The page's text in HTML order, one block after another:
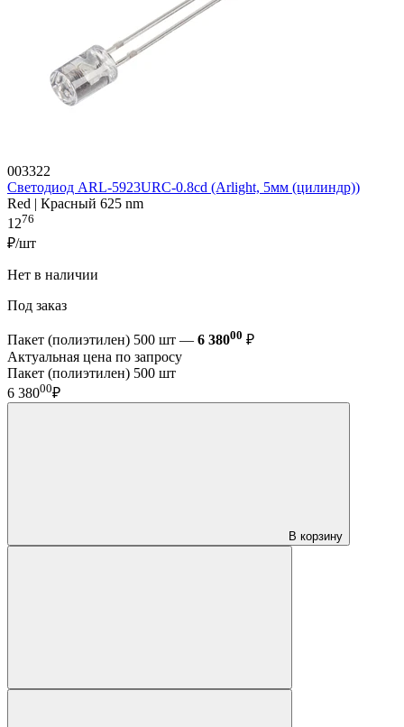
003322
Светодиод ARL-5923URC-0.8cd (Arlight, 5мм (цилиндр))
Red | Красный 625 nm
1276
₽/шт
Нет в наличии
Под заказ
Пакет (полиэтилен) 500 шт — 6 38000 ₽
Актуальная цена по запросу
Пакет (полиэтилен) 500 шт
6 38000₽
В корзину